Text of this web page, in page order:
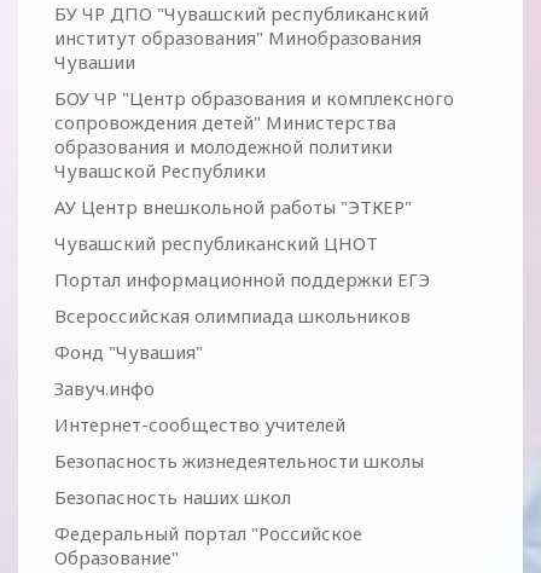
БУ ЧР ДПО "Чувашский республиканский
институт образования" Минобразования
Чувашии
БОУ ЧР "Центр образования и комплексного
сопровождения детей" Министерства
образования и молодежной политики
Чувашской Республики
АУ Центр внешкольной работы "ЭТКЕР"
Чувашский республиканский ЦНОТ
Портал информационной поддержки ЕГЭ
Всероссийская олимпиада школьников
Фонд "Чувашия"
Завуч.инфо
Интернет-сообщество учителей
Безопасность жизнедеятельности школы
Безопасность наших школ
Федеральный портал "Российское
Образование"